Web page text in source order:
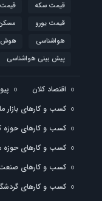
قیمت سکه
قیمت یورو
هواشناسی
هوش
پیش بینی هواشناسی
اقتصاد کلان
کسب و کارهای بازار
کسب و کارهای حوزه
کسب و کارهای حوزه
کسب و کارهای
کسب و کارهای